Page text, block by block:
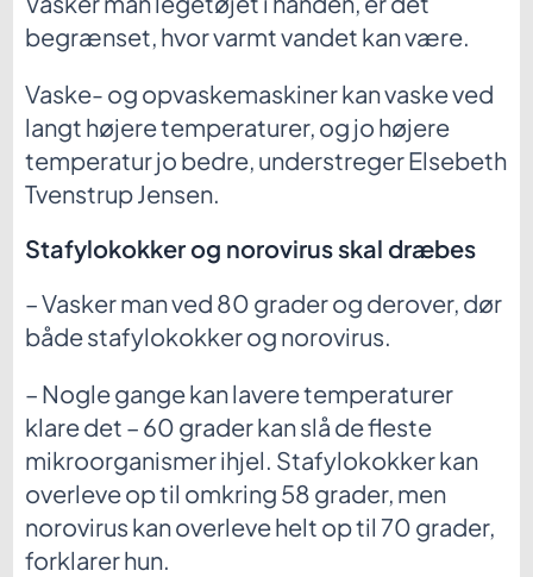
begrænset, hvor varmt vandet kan være.
Vaske- og opvaskemaskiner kan vaske ved
langt højere temperaturer, og jo højere
temperatur jo bedre, understreger Elsebeth
Tvenstrup Jensen.
Stafylokokker og norovirus skal dræbes
– Vasker man ved 80 grader og derover, dør
både stafylokokker og norovirus.
– Nogle gange kan lavere temperaturer
klare det – 60 grader kan slå de fleste
mikroorganismer ihjel. Stafylokokker kan
overleve op til omkring 58 grader, men
norovirus kan overleve helt op til 70 grader,
forklarer hun.